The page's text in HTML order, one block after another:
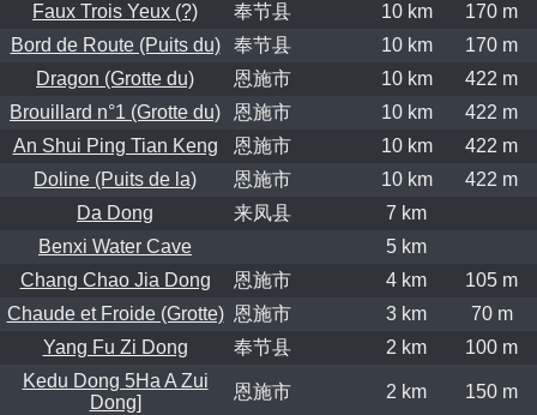
Faux Trois Yeux (?)
奉节县 10 km
170 m
Bord de Route (Puits du)
奉节县 10 km
170 m
Dragon (Grotte du)
恩施市 10 km
422 m
Brouillard n°1 (Grotte du)
恩施市 10 km
422 m
An Shui Ping Tian Keng
恩施市 10 km
422 m
Doline (Puits de la)
恩施市 10 km
422 m
Da Dong
来凤县
7 km
Benxi Water Cave
5 km
Chang Chao Jia Dong
恩施市 4 km
105 m
Chaude et Froide (Grotte) 恩施市 3 km
70 m
Yang Fu Zi Dong
奉节县 2 km
100 m
Kedu Dong 5Ha A Zui
Dong]
恩施市 2 km 150 m